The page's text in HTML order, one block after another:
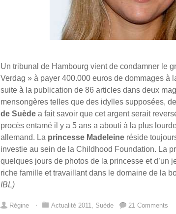
Un tribunal de Hambourg vient de condamner le
Verdag » à payer 400.000 euros de dommages à
suite à la publication de 86 articles dans deux
mensongères telles que des idylles supposées,
de Suède a fait savoir que cet argent serait
procès entamé il y a 5 ans a abouti à la plus
allemand. La princesse Madeleine réside
investie au sein de la Childhood Foundation. La
quelques jours de photos de la princesse et d’un
riche famille et travaillant dans le domaine de la
IBL)
Régine ⋅ Actualité 2011 Suède 21 Comments